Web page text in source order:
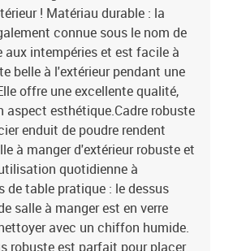
! Matériau durable : la
connue sous le nom de
aux intempéries et est facile à
belle à l'extérieur pendant une
offre une excellente qualité,
aspect esthétique.Cadre robuste
enduit de poudre rendent
à manger d'extérieur robuste et
quotidienne à
de table pratique : le dessus
salle à manger est en verre
avec un chiffon humide.
robuste est parfait pour placer